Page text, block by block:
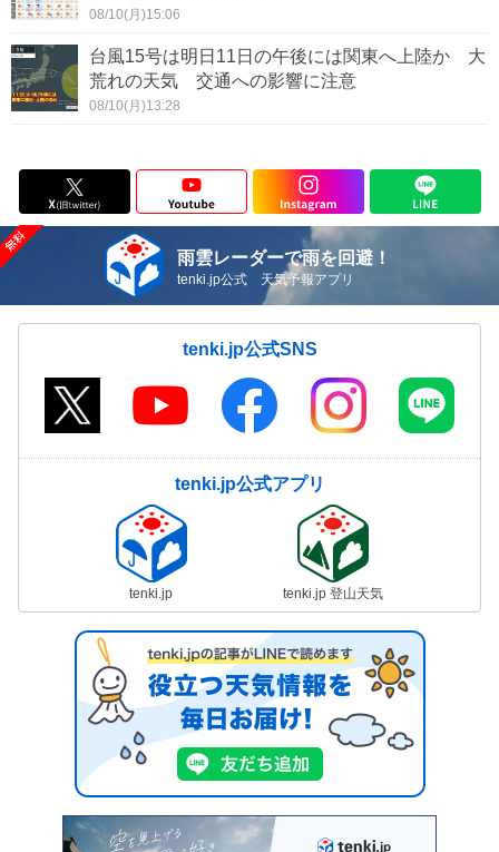
08/10(月)15:06
台風15号は明日11日の午後には関東へ上陸か 大
荒れの天気 交通への影響に注意
08/10(月)13:28
雨雲レーダーで雨を回避！
tenki.jp公式 天気予報アプリ
tenki.jp公式SNS
tenki.jp公式アプリ
tenki.jp tenki.jp 登山天気